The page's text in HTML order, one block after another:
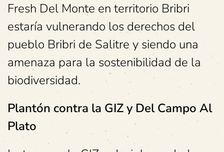
Fresh Del Monte en territorio Bribri
estaría vulnerando los derechos del
pueblo Bribri de Salitre y siendo una
amenaza para la sostenibilidad de la
biodiversidad.
Plantón contra la GIZ y Del Campo Al
Plato